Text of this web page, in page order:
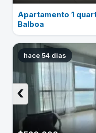
Apartamento 1
Balboa
hace 54 dias
‹